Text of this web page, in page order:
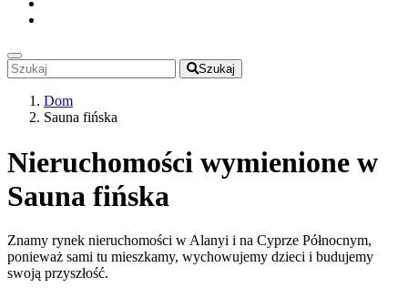
Szukaj
Dom
Sauna fińska
Nieruchomości wymienione w
Sauna fińska
Znamy rynek nieruchomości w Alanyi i na Cyprze Północnym,
ponieważ sami tu mieszkamy, wychowujemy dzieci i budujemy
swoją przyszłość.